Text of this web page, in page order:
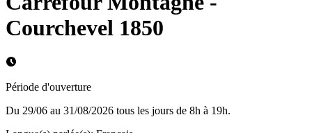
Courchevel 1850
Période d'ouverture
Du 29/06 au 31/08/2026 tous les jours de 8h à 19h.